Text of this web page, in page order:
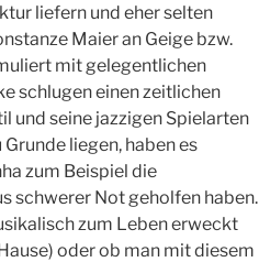
liefern und eher selten
Maier an Geige bzw.
mit gelegentlichen
schlugen einen zeitlichen
und seine jazzigen Spielarten
liegen, haben es
zum Beispiel die
schwerer Not geholfen haben.
zum Leben erweckt
oder ob man mit diesem